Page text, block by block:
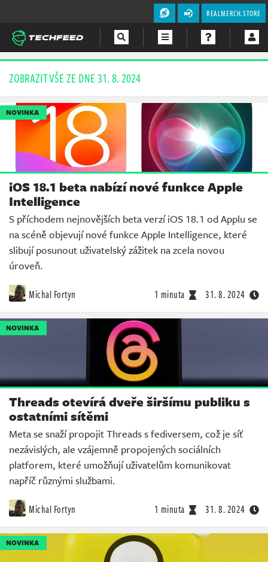
REALMERCH.STORE
Magazín
Videa
Soutěže
ZOBRAZIT VŠE ZE DNE 31. 8. 2024
NOVINKA
iOS 18.1 beta nabízí nové funkce Apple
Intelligence
S příchodem nejnovějších beta verzí iOS 18.1 od Applu se
na scéně objevují nové funkce Apple Intelligence, které
slibují posunout uživatelský zážitek na zcela novou
úroveň.
Michal Fortyn 1 minuta 31. 8. 2024
NOVINKA
Threads otevírá dveře širšímu publiku s
ostatními sítěmi
Meta se snaží propojit Threads s fediversem, což je síť
nezávislých, ale vzájemně propojených sociálních
platforem, které umožňují uživatelům komunikovat
napříč různými službami.
Michal Fortyn 1 minuta 31. 8. 2024
NOVINKA